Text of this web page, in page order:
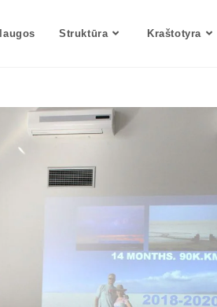
Struktūra Kraštotyra